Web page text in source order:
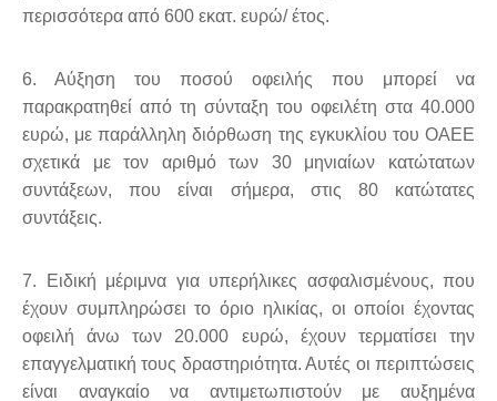
περισσότερα από 600 εκατ. ευρώ/ έτος.
6. Αύξηση του ποσού οφειλής που μπορεί να
παρακρατηθεί από τη σύνταξη του οφειλέτη στα 40.000
ευρώ, με παράλληλη διόρθωση της εγκυκλίου του ΟΑΕΕ
σχετικά με τον αριθμό των 30 μηνιαίων κατώτατων
συντάξεων, που είναι σήμερα, στις 80 κατώτατες
συντάξεις.
7. Ειδική μέριμνα για υπερήλικες ασφαλισμένους, που
έχουν συμπληρώσει το όριο ηλικίας, οι οποίοι έχοντας
οφειλή άνω των 20.000 ευρώ, έχουν τερματίσει την
επαγγελματική τους δραστηριότητα. Αυτές οι περιπτώσεις
είναι αναγκαίο να αντιμετωπιστούν με αυξημένα